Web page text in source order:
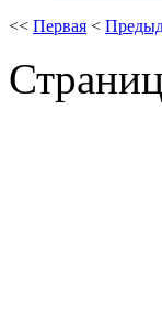
<< Первая <